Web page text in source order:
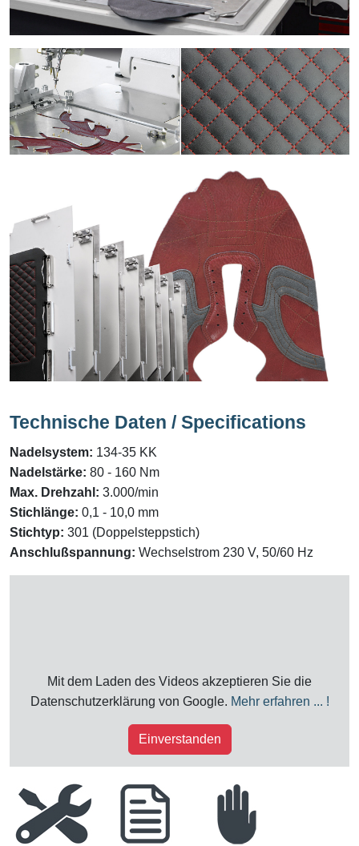
Technische Daten / Specifications
Nadelsystem: 134-35 KK
Nadelstärke: 80 - 160 Nm
Max. Drehzahl: 3.000/min
Stichlänge: 0,1 - 10,0 mm
Stichtyp: 301 (Doppelsteppstich)
Anschlußspannung: Wechselstrom 230 V, 50/60 Hz
Mit dem Laden des Videos akzeptieren Sie die
Datenschutzerklärung von Google. Mehr erfahren ... !
Einverstanden